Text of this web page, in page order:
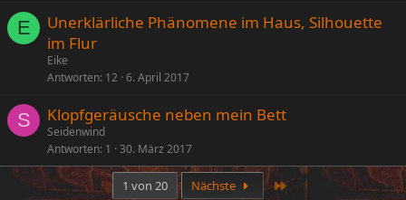
E
Unerklärliche Phänomene im Haus, Silhouette
im Flur
Eike
Antworten 12 6. April 2017
S Klopfgeräusche neben mein Bett
Seidenwind
Antworten 1 30. März 2017
1 von 20 Nächste Letzte